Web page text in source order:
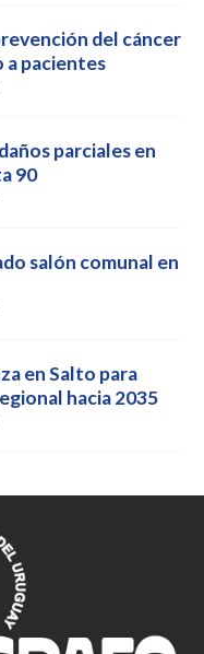
del cáncer
a pacientes
parciales en
90
salón comunal en
en Salto para
hacia 2035